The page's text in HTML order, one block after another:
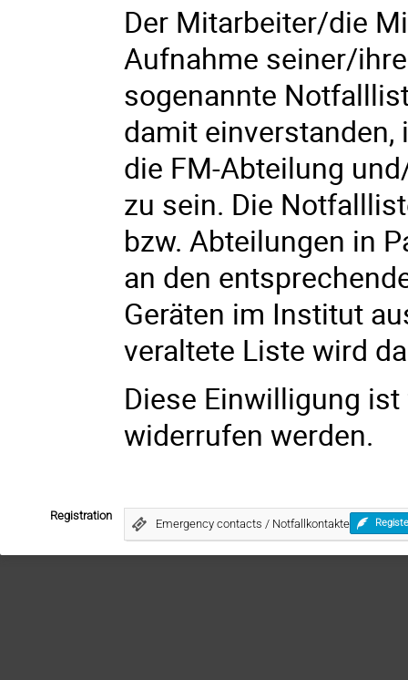
Der Mitarbeiter/die
Aufnahme seiner/
sogenannte
damit
die FM-Abteilung
zu sein. Die
bzw. Abteilungen in
an den
Geräten im Institut
veraltete Liste wird
Diese Einwilligung
widerrufen werden.
Registration
Emergency contacts / Notfallkontakte